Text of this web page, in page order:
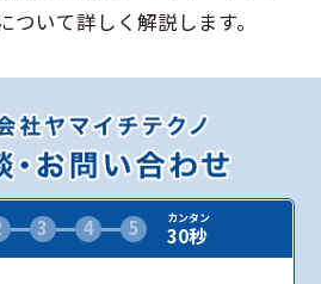
ついて詳しく解説します。
3 4 5 カンタン
30秒